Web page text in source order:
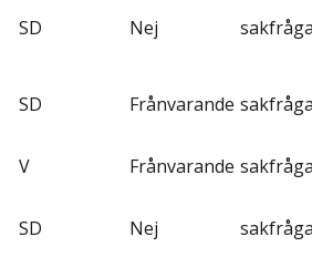
SD Nej
SD Frånvarande
V Frånvarande
SD Nej